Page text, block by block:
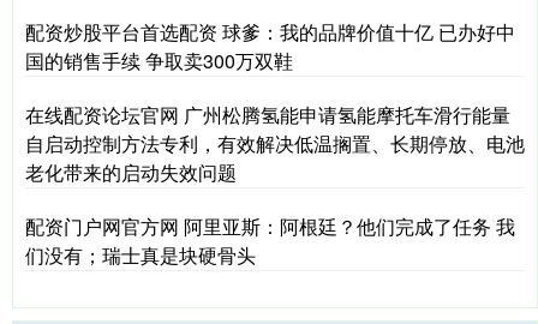
配资炒股平台首选配资 球爹：我的品牌价值十亿 已办好中
国的销售手续 争取卖300万双鞋
在线配资论坛官网 广州松腾氢能申请氢能摩托车滑行能量
自启动控制方法专利，有效解决低温搁置、长期停放、电池
老化带来的启动失效问题
配资门户网官方网 阿里亚斯：阿根廷？他们完成了任务 我
们没有；瑞士真是块硬骨头